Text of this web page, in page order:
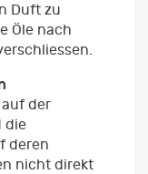
Duft zu
Öle nach
auf der
die
deren
nicht direkt